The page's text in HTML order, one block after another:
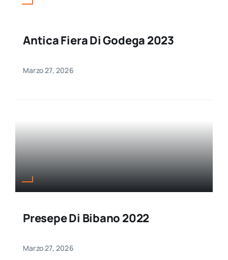
Antica Fiera Di Godega 2023
Marzo 27, 2026
Presepe Di Bibano 2022
Marzo 27, 2026